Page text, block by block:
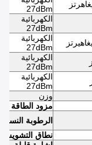
27dBm
الكهربائية
27dBm
الكهربائية
27dBm
الكهربائية
27dBm
الكهربائية
27dBm
وزن
مزود الطاقة
الرطوبة النسبية
نطاق التشويش